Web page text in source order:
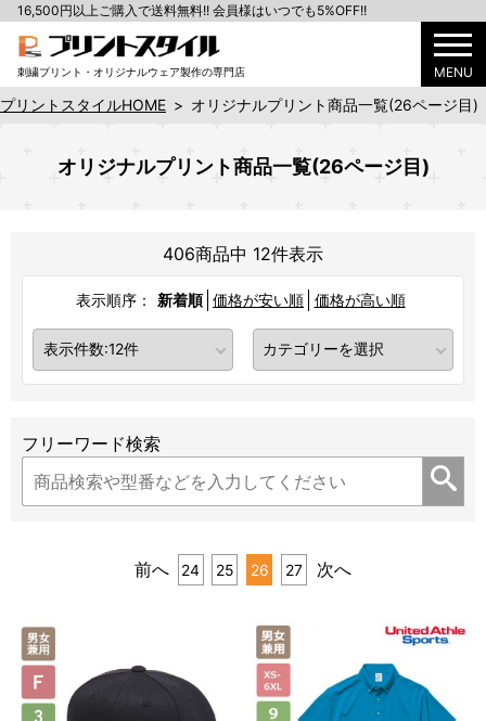
刺繍プリント・オリジナルウェア製作の専門店 MENU
16,500円以上ご購入で送料無料!! 会員様はいつでも5%OFF!!
プリントスタイルHOME > オリジナルプリント商品一覧(26ページ目)
オリジナルプリント商品一覧(26ページ目)
406商品中 12件表示
表示順序： 新着順 価格が安い順 価格が高い順
フリーワード検索
前へ 24 25 26 27 次へ